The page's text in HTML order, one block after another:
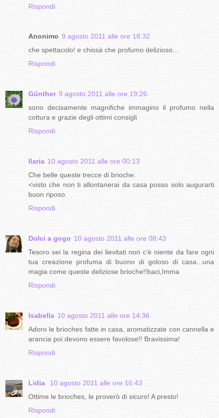
Rispondi
Anonimo 9 agosto 2011 alle ore 18:32
che spettacolo! e chissà che profumo delizioso...
Rispondi
Günther 9 agosto 2011 alle ore 19:26
sono decisamente magnifiche immagino il profumo nella
cottura e grazie degli ottimi consigli
Rispondi
Ilaria 10 agosto 2011 alle ore 00:13
Che belle queste trecce di brioche.
<visto che non ti allontanerai da casa posso solo augurarti
buon riposo.
Rispondi
Dolci a gogo 10 agosto 2011 alle ore 08:43
Tesoro sei la regina dei lievitati non c'è niente da fare ogni
tua creazione profuma di buono di goloso di casa...una
magia come queste deliziose brioche!!baci,Imma
Rispondi
Isabella 10 agosto 2011 alle ore 14:36
Adoro le brioches fatte in casa, aromatizzate con cannella e
arancia poi devono essere favolose!! Bravissima!
Rispondi
Lidia
10 agosto 2011 alle ore 16:43
Ottime le brioches, le proverò di sicuro! A presto!
Rispondi